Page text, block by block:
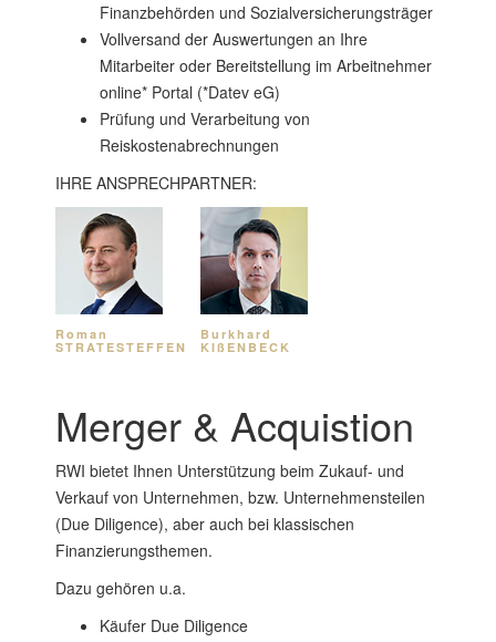
Finanzbehörden und Sozialversicherungsträger
Vollversand der Auswertungen an Ihre
Mitarbeiter oder Bereitstellung im Arbeitnehmer
online* Portal (*Datev eG)
Prüfung und Verarbeitung von
Reiskostenabrechnungen
IHRE ANSPRECHPARTNER:
Roman
STRATESTEFFEN
Burkhard
KIßENBECK
Merger & Acquistion
RWI bietet Ihnen Unterstützung beim Zukauf- und
Verkauf von Unternehmen, bzw. Unternehmensteilen
(Due Diligence), aber auch bei klassischen
Finanzierungsthemen.
Dazu gehören u.a.
Käufer Due Diligence